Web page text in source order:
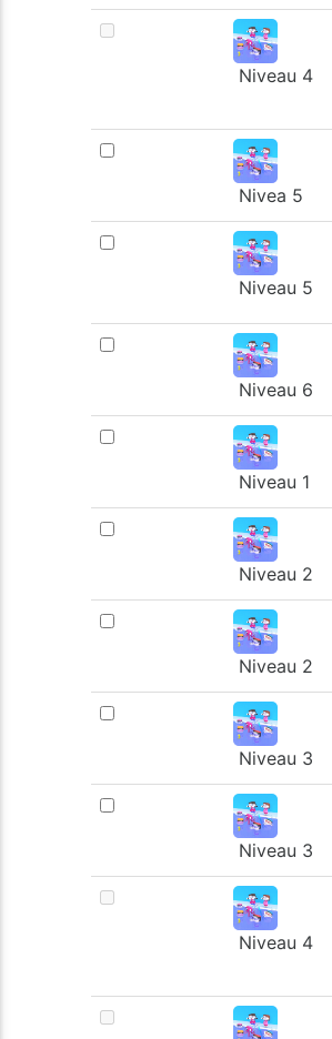
Niveau 4
Nivea 5
Niveau 5
Niveau 6
Niveau 1
Niveau 2
Niveau 2
Niveau 3
Niveau 3
Niveau 4